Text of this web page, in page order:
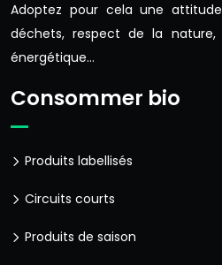
Adoptez pour cela une
déchets, respect de la
énergétique…
Consommer bio
Produits labellisés
Circuits courts
Produits de saison